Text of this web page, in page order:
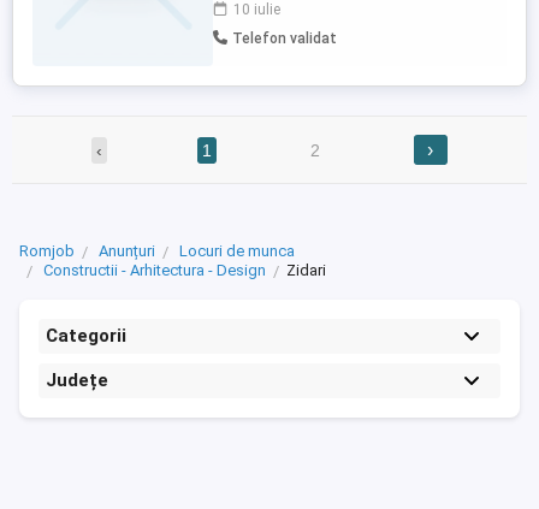
10 iulie
Telefon validat
‹ 1 2 ›
Romjob Anunțuri
Locuri de munca
Constructii - Arhitectura - Design
Zidari
Categorii
Județe